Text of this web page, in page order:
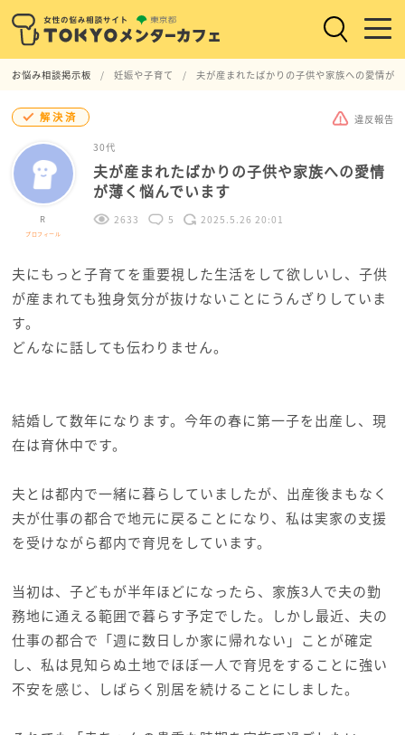
お悩み相談掲示板 妊娠や子育て 夫が産まれたばかりの子供や家族への愛情が
解決済 違反報告
R
プロフィール
30代
夫が産まれたばかりの子供や家族への愛情
が薄く悩んでいます
2633 5 2025.5.26 20:01
夫にもっと子育てを重要視した生活をして欲しいし、子供
が産まれても独身気分が抜けないことにうんざりしていま
す。
どんなに話しても伝わりません。
結婚して数年になります。今年の春に第一子を出産し、現
在は育休中です。
夫とは都内で一緒に暮らしていましたが、出産後まもなく
夫が仕事の都合で地元に戻ることになり、私は実家の支援
を受けながら都内で育児をしています。
当初は、子どもが半年ほどになったら、家族3人で夫の勤
務地に通える範囲で暮らす予定でした。しかし最近、夫の
仕事の都合で「週に数日しか家に帰れない」ことが確定
し、私は見知らぬ土地でほぼ一人で育児をすることに強い
不安を感じ、しばらく別居を続けることにしました。